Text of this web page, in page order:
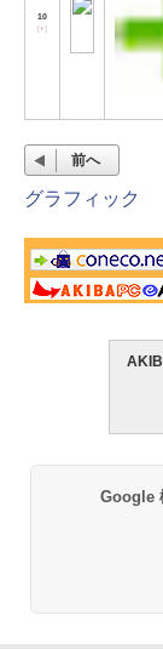
10
[↑]
前へ
グラフィック
Google